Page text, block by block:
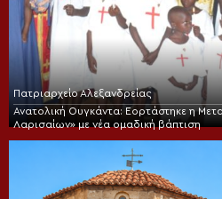
Πατριαρχείο Αλεξανδρείας
Ανατολική Ουγκάντα: Εορτάστηκε η
Λαρισαίων» με νέα ομαδική βάπτιση